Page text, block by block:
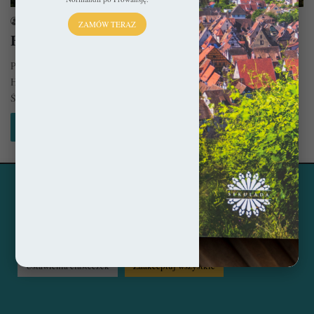
6 listopada 2025
Hrastovlje – Malowany kościół warowny
Pośród wijących się winorośli doliny Rižana, w ciszy słoweńskiej wsi
Hrastovlje, kryje się kamienna perła średniowiecza. Kościół Trójcy
Świętej (słoweń.…
© Copyright 2014 - 2026, All Rights Reserved by sekulada.com
PinterestInstagram
Ta strona korzysta z ciasteczek, aby świadczyć usługi na
najwyższym poziomie. Klikając opcję "Zaakceptuj wszystkie"
zgadzasz się na użycie wszystkich ciasteczek. Możesz również
przejść do "Ustawień Ciasteczek", aby zgodzić się tylko na
Czytaj więcej...
Ustawienia ciasteczek Zaakceptuj wszystkie
ZAMÓW TERAZ